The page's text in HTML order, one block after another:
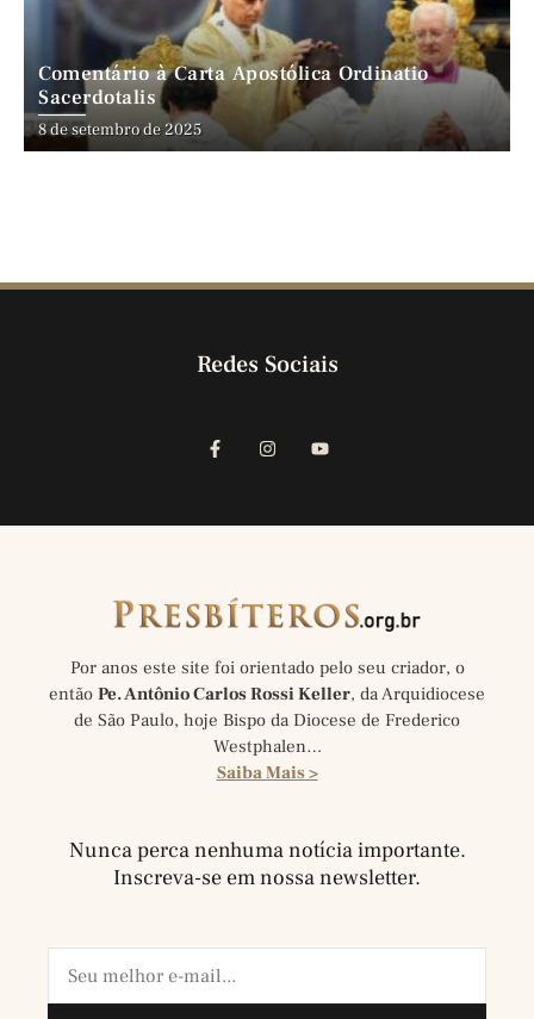
Comentário à Carta Apostólica Ordinatio
Sacerdotalis
8 de setembro de 2025
Redes Sociais
Por anos este site foi orientado pelo seu criador, o
então Pe. Antônio Carlos Rossi Keller, da Arquidiocese
de São Paulo, hoje Bispo da Diocese de Frederico
Westphalen…
Saiba Mais >
Nunca perca nenhuma notícia importante.
Inscreva-se em nossa newsletter.